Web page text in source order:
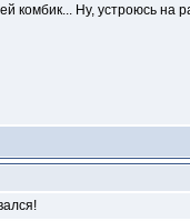
комбик... Ну, устроюсь на